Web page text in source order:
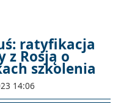
ratyfikacja
z Rosją o
szkolenia
14:06